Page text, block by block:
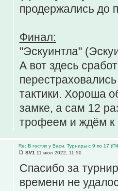
продержались до
Финал:
"Эскуинтла"
А вот здесь
тактики. Хороша
замке, а сам 12
трофеем и ждём
Re: В гостях у Васи. Турниры с 9 по 17
SV1 11 июл 2022, 11:50
Спасибо за
времени не